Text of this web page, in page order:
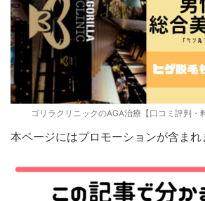
ゴリラクリニックのAGA治療【口コミ評判・
本ページにはプロモーションが含まれ